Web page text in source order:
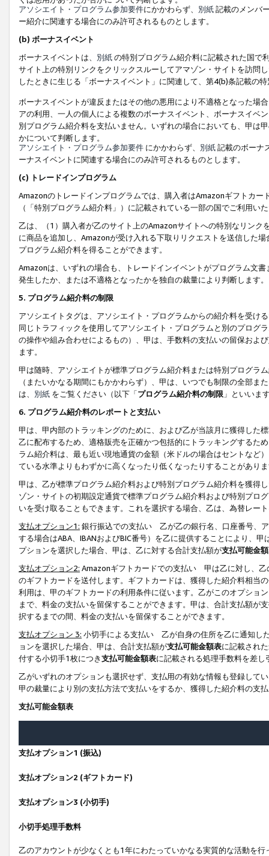
アソシエイト・プログラム参加要件にかかわらず、 別紙記載のメンバ
ー紹介に関連する場合にのみ許可されるものとします。
(b) ボーナスイベント
ボーナスイベントは、 別紙の特別プログラム紹介料に記載された国で
サイト上の特別リンクをクリックスルーしてアマゾン・サイトを訪問
したときに生じる「ボーナスイベント」に関連して、第4(b)条記載の
ボーナスイベントが違反またはその他の悪用により不適格となった場
アの利用、一人の個人による複数のボーナスイベント、ボーナスイベ
別プログラム紹介料を支払いません。いずれの場合においても、甲は
かについて判断します。
アソシエイト・プログラム参加要件 にかかわらず、 別紙記載のボーナ
ーナスイベントに関連する場合にのみ許可されるものとします。
(c) トレードインプログラム
Amazonのトレードインプログラムでは、購入者はAmazonギフトカ
（「特別プログラム紹介料」）に記載されている一部の国でご利用い
乙は、（1）購入者が乙のサイト上のAmazonサイトへの特別なリン
に商品を追加し、Amazonが受け入れる下取りリクエストを送信した
プログラム紹介料を得ることができます。
Amazonは、いずれの場合も、トレードインイベントがプログラム文
発生したか、または不適格となったかを独自の裁量により判断します。
5. プログラム紹介料の制限
アソシエイトタグは、アソシエイト・プログラムからの紹介料を受け
同じトラフィックを使用してアソシエイト・プログラムと別のプログ
の操作や組み合わせによるもの）、甲は、手数料の支払いの留保およ
ます。
甲は随時、アソシエイトが標準プログラム紹介料または特別プログラ
（またいかなる期間にもかかわらず）、甲は、いつでも制限の全部
は、 別紙 をご覧ください（以下「プログラム紹介料の制限 」といいま
6. プログラム紹介料のレポートと支払い
甲は、甲内部のトラッキングのために、および乙が当該月に獲得した
乙に配布するため、適格販売を正確かつ包括的にトラッキングするた
ラム紹介料は、最も近い現地通貨の金額（米ドルの場合はセントなど
ている水準よりもわずかに高くなったり低くなったりすることがあり
甲は、乙が標準プログラム紹介料および特別プログラム紹介料を獲得
ゾン・サイトの初期設定通貨で標準プログラム紹介料および特別プロ
いを受け取ることもできます。これを選択する場合、乙は、為替レー
支払オプション1: 銀行振込での支払い 乙が乙の銀行名、口座番号、
する場合はABA、IBANおよびBIC番号）を乙に提供することにより、
プションを選択した場合、甲は、乙に対する合計支払額が支払可能金
支払オプション2: Amazonギフトカードでの支払い 甲は乙に対し、乙
のギフトカードを送付します。ギフトカードは、獲得した紹介料相当
利用は、甲のギフトカードの利用条件に従います。乙がこのオプショ
まで、料金の支払いを留保することができます。甲は、合計支払額が
択するまでの間、料金の支払いを留保することができます。
支払オプション 3: 小切手による支払い 乙が自身の住所を乙に通知し
ョンを選択した場合、甲は、合計支払額が支払可能金額表に記載され
付する小切手1枚につき支払可能金額表に記載される処理手数料を差し
乙がいずれのオプションも選択せず、支払用の有効な情報も登録して
甲の裁量により別の支払方法で支払いをするか、獲得した紹介料の支
支払可能金額表
支払オプション1 (振込)
支払オプション2 (ギフトカード)
支払オプション3 (小切手)
小切手処理手数料
乙のアカウントが少なくとも1年にわたっていかなる実質的な活動を